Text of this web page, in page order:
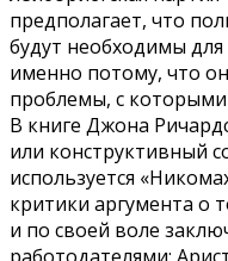
предполагает, что
будут необходимы
именно потому, что
проблемы, с которыми
В книге Джона
или конструктивный
используется
критики аргумента о
и по своей воле